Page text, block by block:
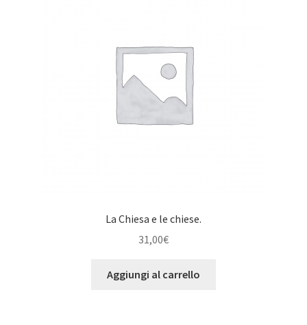
La Chiesa e le chiese.
31,00€
Aggiungi al carrello